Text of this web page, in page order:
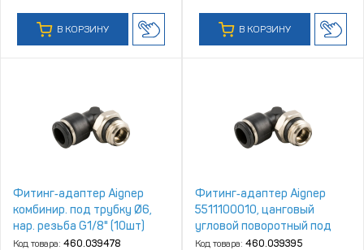
В КОРЗИНУ В КОРЗИНУ
Фитинг‑адаптер Aignep
комбинир. под трубку Ø6,
нар. резьба G1/8" (10шт)
Код товара: 460.039478
Фитинг‑адаптер Aignep
5511100010, цанговый
угловой поворотный под
трубку Ø8 с наружной
Код товара: 460.039395